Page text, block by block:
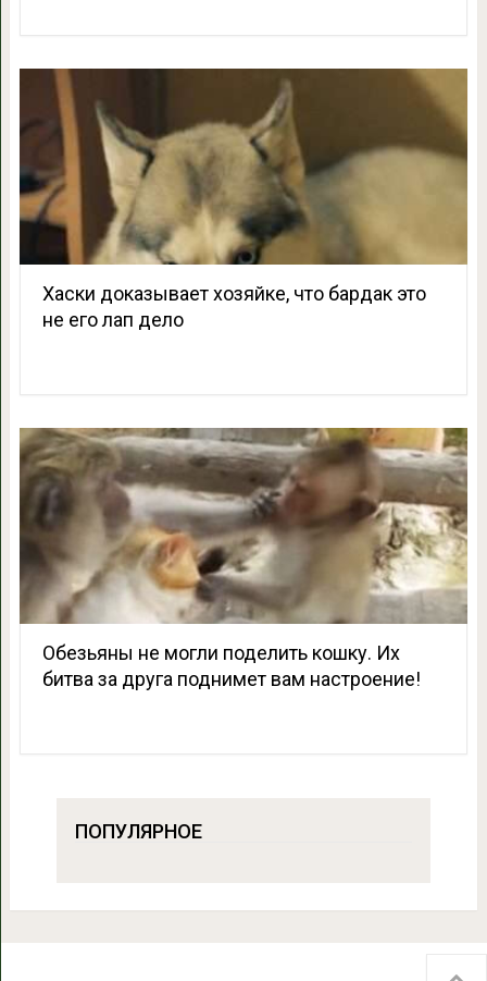
Хаски доказывает хозяйке, что бардак это
не его лап дело
Обезьяны не могли поделить кошку. Их
битва за друга поднимет вам настроение!
ПОПУЛЯРНОЕ